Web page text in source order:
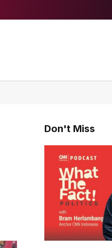
Don't Miss